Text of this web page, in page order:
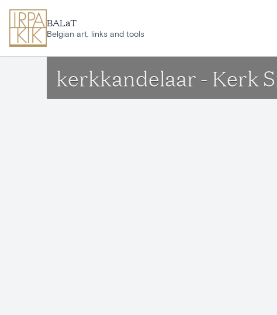
BALaT
Belgian art, links and tools
kerkkandelaar - Kerk